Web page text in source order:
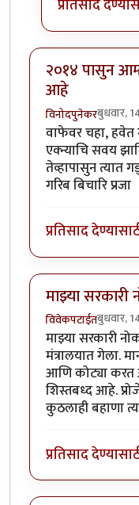
प्रतिसाद
२०१४ पासुन
आहे
विनोदपुनेकरबुधवार,
वाफेवर चहा, हवेत
एक्न्याचि सवय
तेव्हापासुन त्यात
गरिब बिचारि प्रजा
प्रतिसाद
माझ्या सरकारी
विवेकपटाईतबुधवार,
माझ्या सरकारी
मंत्रालयात गेला.
आणि कोट्या करत
शिस्तबध्द आहे.
कुठलाही बहाणा
प्रतिसाद